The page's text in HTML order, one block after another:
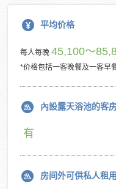
平均价格
每人每晚45,100～
*价格包括一客晚餐及一客早餐
內設露天浴池的客
有
房间外可供私人租